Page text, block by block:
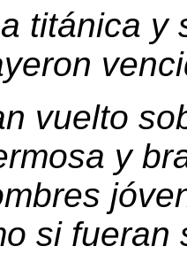
titánica y
vuelto
y
si fueran